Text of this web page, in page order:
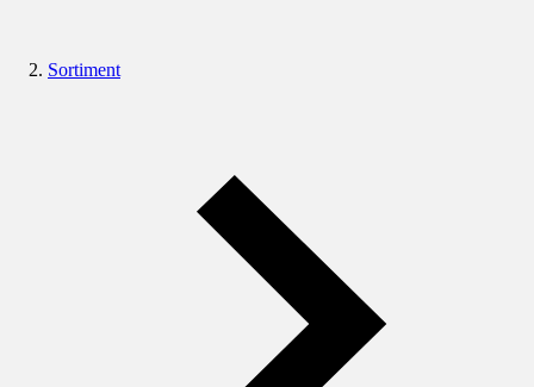
Sortiment